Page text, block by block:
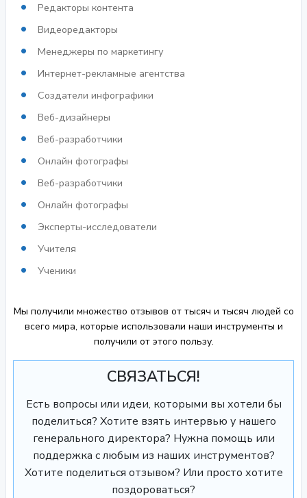
Редакторы контента
Видеоредакторы
Менеджеры по маркетингу
Интернет-рекламные агентства
Создатели инфографики
Веб-дизайнеры
Веб-разработчики
Онлайн фотографы
Веб-разработчики
Онлайн фотографы
Эксперты-исследователи
Учителя
Ученики
Мы получили множество отзывов от тысяч и тысяч людей со
всего мира, которые использовали наши инструменты и
получили от этого пользу.
СВЯЗАТЬСЯ!
Есть вопросы или идеи, которыми вы хотели бы
поделиться? Хотите взять интервью у нашего
генерального директора? Нужна помощь или
поддержка с любым из наших инструментов?
Хотите поделиться отзывом? Или просто хотите
поздороваться?